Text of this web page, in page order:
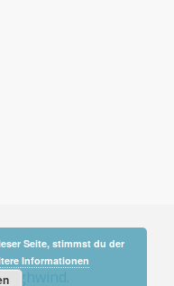
Highwind
Seite, stimmst du der
Informationen